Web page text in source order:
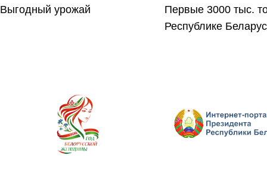
Выгодный урожай
Первые 3000 тыс.
Республике